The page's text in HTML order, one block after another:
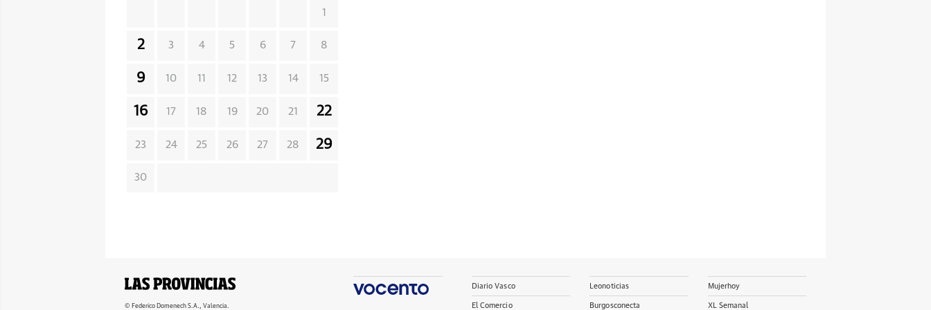
1
2 3 4 5 6 7 8
9 10 11 12 13 14 15
16 17 18 19 20 21 22
23 24 25 26 27 28 29
30
© Federico Domenech S.A., Valencia.
Diario Vasco
El Comercio
Leonoticias
Burgosconecta
Mujerhoy
XL Semanal